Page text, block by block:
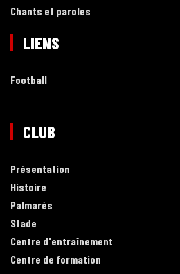
Chants et paroles
LIENS
Football
CLUB
Présentation
Histoire
Palmarès
Stade
Centre d'entraînement
Centre de formation